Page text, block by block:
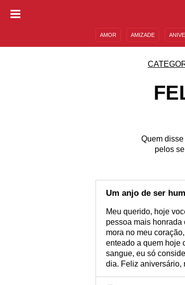
AMOR AMIZADE
Quem
pelos
Um anjo de ser
Meu querido, hoje
pessoa mais honrada
mora no meu
enteado a quem hoje
sangue, eu só
dia. Feliz aniversário,